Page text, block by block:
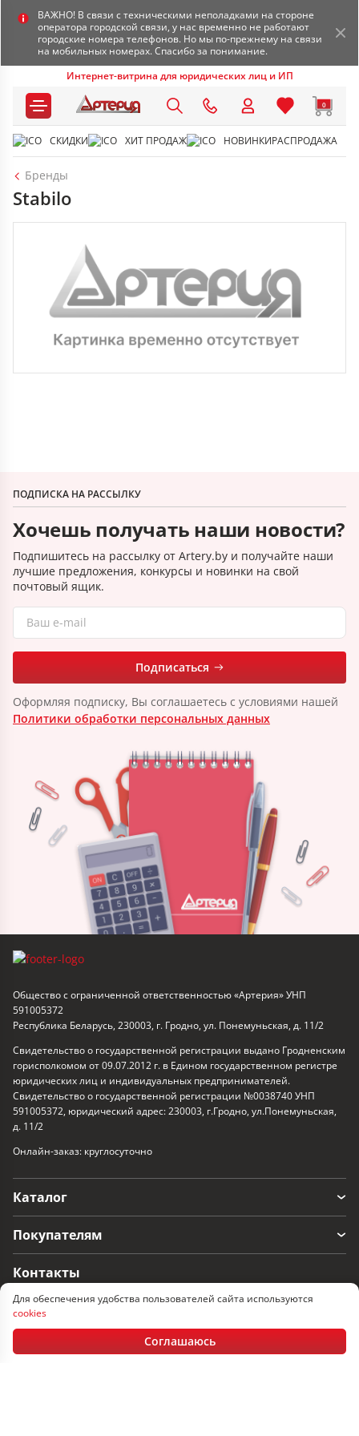
ВАЖНО! В связи с техническими неполадками на стороне
оператора городской связи, у нас временно не работают
городские номера телефонов. Но мы по-прежнему на связи
на мобильных номерах. Спасибо за понимание.
Интернет-витрина для юридических лиц и ИП
0
СКИДКИ ХИТ ПРОДАЖ НОВИНКИРАСПРОДАЖА
Бренды
Stabilo
ПОДПИСКА НА РАССЫЛКУ
Хочешь получать наши новости?
Подпишитесь на рассылку от Artery.by и получайте наши
лучшие предложения, конкурсы и новинки на свой
почтовый ящик.
Подписаться
Оформляя подписку, Вы соглашаетесь с условиями нашей
Политики обработки персональных данных
Для обеспечения удобства пользователей сайта используются
cookies
Соглашаюсь
Общество с ограниченной ответственностью «Артерия» УНП
591005372
Республика Беларусь, 230003, г. Гродно, ул. Понемуньская, д. 11/2
Свидетельство о государственной регистрации выдано Гродненским
горисполкомом от 09.07.2012 г. в Едином государственном регистре
юридических лиц и индивидуальных предпринимателей.
Свидетельство о государственной регистрации №0038740 УНП
591005372, юридический адрес: 230003, г.Гродно, ул.Понемуньская,
д. 11/2
Онлайн-заказ: круглосуточно
Каталог
Покупателям
Контакты
г. Гродно, ул. Понемуньская 11/2
Пн-Пт: 08:30 - 17.30, Сб-Вс: выходные
+375 152 60-33-17